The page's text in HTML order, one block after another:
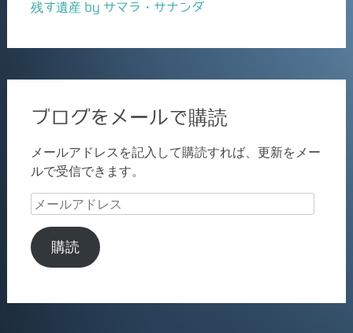
残す遺産 by サマラ・サナンダ
ブログをメールで購読
メールアドレスを記入して購読すれば、更新をメー
ルで受信できます。
メ
ル
ア
購読